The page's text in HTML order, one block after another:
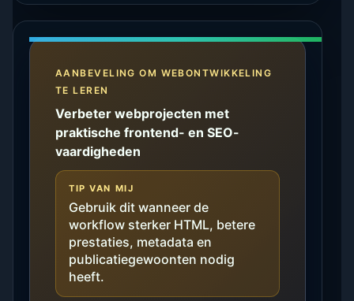
AANBEVELING OM WEBONTWIKKELING
TE LEREN
Verbeter webprojecten met
praktische frontend- en SEO-
vaardigheden
TIP VAN MIJ
Gebruik dit wanneer de
workflow sterker HTML, betere
prestaties, metadata en
publicatiegewoonten nodig
heeft.